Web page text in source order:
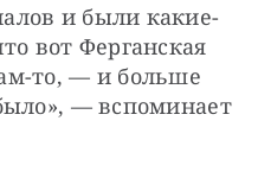
и были какие-
вот Ферганская
то, — и больше
— вспоминает